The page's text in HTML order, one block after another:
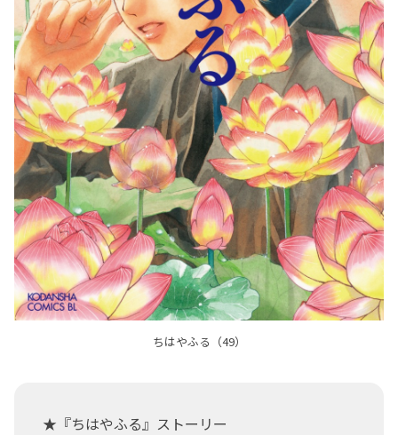
ちはやふる（49）
★『ちはやふる』ストーリー